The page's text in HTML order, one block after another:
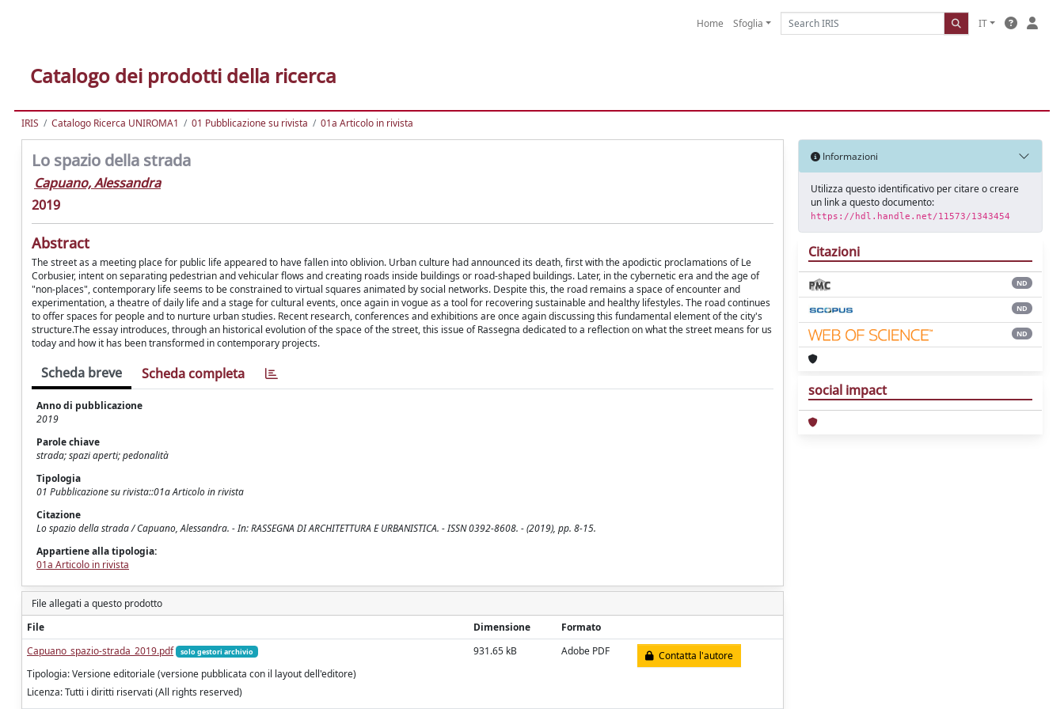
Home Sfoglia IT
Catalogo dei prodotti della ricerca
IRIS Catalogo Ricerca UNIROMA1 01 Pubblicazione su rivista 01a Articolo in rivista
Lo spazio della strada
Capuano, Alessandra
2019
Abstract
The street as a meeting place for public life appeared to have fallen into oblivion. Urban culture had announced its death, first with the apodictic proclamations of Le
Corbusier, intent on separating pedestrian and vehicular flows and creating roads inside buildings or road-shaped buildings. Later, in the cybernetic era and the age of
"non-places", contemporary life seems to be constrained to virtual squares animated by social networks. Despite this, the road remains a space of encounter and
experimentation, a theatre of daily life and a stage for cultural events, once again in vogue as a tool for recovering sustainable and healthy lifestyles. The road continues
to offer spaces for people and to nurture urban studies. Recent research, conferences and exhibitions are once again discussing this fundamental element of the city's
structure.The essay introduces, through an historical evolution of the space of the street, this issue of Rassegna dedicated to a reflection on what the street means for us
today and how it has been transformed in contemporary projects.
Scheda breve Scheda completa
Anno di pubblicazione
2019
Parole chiave
strada; spazi aperti; pedonalità
Tipologia
01 Pubblicazione su rivista::01a Articolo in rivista
Citazione
Lo spazio della strada / Capuano, Alessandra. - In: RASSEGNA DI ARCHITETTURA E URBANISTICA. - ISSN 0392-8608. - (2019), pp. 8-15.
Appartiene alla tipologia:
01a Articolo in rivista
File allegati a questo prodotto
File
Dimensione
Formato
Capuano_spazio-strada_2019.pdf
solo gestori archivio
Tipologia: Versione editoriale (versione pubblicata con il layout dell'editore)
Licenza: Tutti i diritti riservati (All rights reserved)
931.65 kB Adobe PDF Contatta l'autore
Informazioni
Utilizza questo identificativo per citare o creare
un link a questo documento:
https://hdl.handle.net/11573/1343454
Citazioni
ND
ND
ND
social impact